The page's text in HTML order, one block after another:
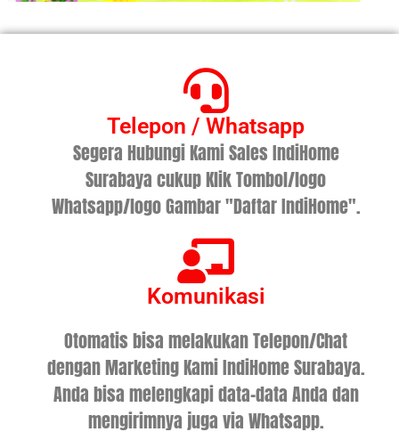
Telepon / Whatsapp
Segera Hubungi Kami Sales IndiHome
Surabaya cukup Klik Tombol/logo
Whatsapp/logo Gambar "Daftar IndiHome".
Komunikasi
Otomatis bisa melakukan Telepon/Chat
dengan Marketing Kami IndiHome Surabaya.
Anda bisa melengkapi data-data Anda dan
mengirimnya juga via Whatsapp.